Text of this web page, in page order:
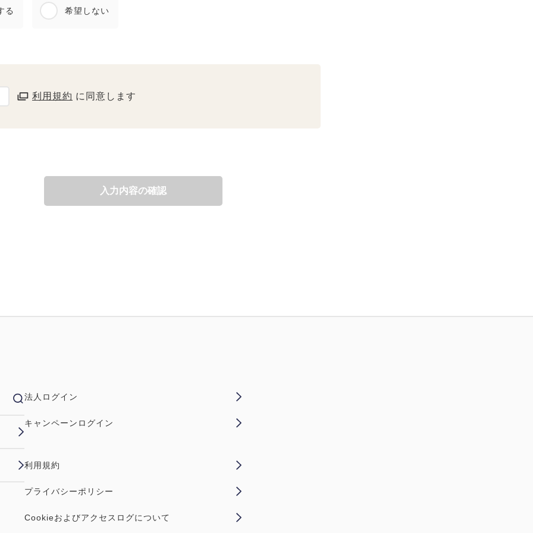
る 希望しない
利用規約 に同意します
入力内容の確認
法人ログイン
キャンペーンログイン
利用規約
プライバシーポリシー
Cookieおよびアクセスログについて